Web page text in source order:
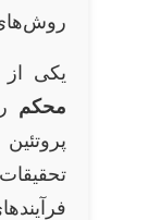
یکی
محکم